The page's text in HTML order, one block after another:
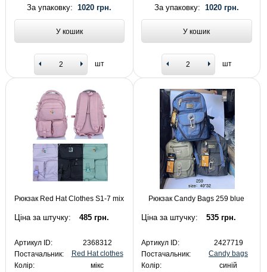
За упаковку:1020 грн.
У кошик
шт
За упаковку: 1020 грн.
У кошик
шт
Рюкзак Red Hat Clothes S1-7 mix
Ціна за штучку: 485 грн.
Артикул ID:
2368312
Постачальник:
Red Hat clothes
Колір:
мікс
Рюкзак Candy Bags 259 blue
Ціна за штучку: 535 грн.
Артикул ID:
2427719
Постачальник:
Candy bags
Колір:
синій